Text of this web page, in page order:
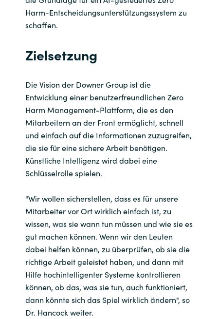
Harm-Entscheidungsunterstützungssystem zu
schaffen.
Zielsetzung
Die Vision der Downer Group ist die
Entwicklung einer benutzerfreundlichen Zero
Harm Management-Plattform, die es den
Mitarbeitern an der Front ermöglicht, schnell
und einfach auf die Informationen zuzugreifen,
die sie für eine sichere Arbeit benötigen.
Künstliche Intelligenz wird dabei eine
Schlüsselrolle spielen.
"Wir wollen sicherstellen, dass es für unsere
Mitarbeiter vor Ort wirklich einfach ist, zu
wissen, was sie wann tun müssen und wie sie es
gut machen können. Wenn wir den Leuten
dabei helfen können, zu überprüfen, ob sie die
richtige Arbeit geleistet haben, und dann mit
Hilfe hochintelligenter Systeme kontrollieren
können, ob das, was sie tun, auch funktioniert,
dann könnte sich das Spiel wirklich ändern", so
Dr. Hancock weiter.